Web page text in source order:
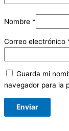
Nombre *
Correo electrónico
Guarda mi
navegador para la